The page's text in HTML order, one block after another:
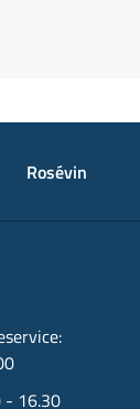
Rosévin
- 16.30